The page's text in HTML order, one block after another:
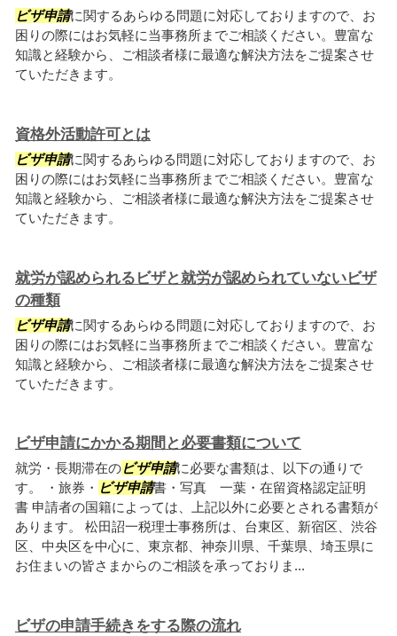
ビザ申請に関するあらゆる問題に対応しておりますので、お
困りの際にはお気軽に当事務所までご相談ください。豊富な
知識と経験から、ご相談者様に最適な解決方法をご提案させ
ていただきます。
資格外活動許可とは
ビザ申請に関するあらゆる問題に対応しておりますので、お
困りの際にはお気軽に当事務所までご相談ください。豊富な
知識と経験から、ご相談者様に最適な解決方法をご提案させ
ていただきます。
就労が認められるビザと就労が認められていないビザ
の種類
ビザ申請に関するあらゆる問題に対応しておりますので、お
困りの際にはお気軽に当事務所までご相談ください。豊富な
知識と経験から、ご相談者様に最適な解決方法をご提案させ
ていただきます。
ビザ申請にかかる期間と必要書類について
就労・長期滞在のビザ申請に必要な書類は、以下の通りで
す。 ・旅券・ ビザ申請書・写真 一葉・在留資格認定証明
書 申請者の国籍によっては、上記以外に必要とされる書類が
あります。 松田詔一税理士事務所は、台東区、新宿区、渋谷
区、中央区を中心に、東京都、神奈川県、千葉県、埼玉県に
お住まいの皆さまからのご相談を承っておりま...
ビザの申請手続きをする際の流れ